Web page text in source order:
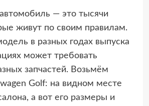
— это тысячи
живут по своим правилам.
в разных годах выпуска
может требовать
запчастей. Возьмём
Golf: на видном месте
а вот его размеры и